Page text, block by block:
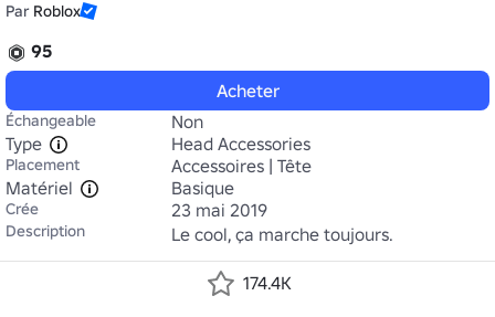
Par Roblox
95
Acheter
Échangeable
Non
Type
Head Accessories
Placement
Accessoires | Tête
Matériel
Basique
Crée 23 mai 2019
Description Le cool, ça marche toujours.
174.4K